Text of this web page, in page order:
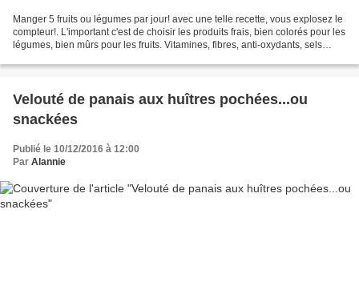
Manger 5 fruits ou légumes par jour! avec une telle recette, vous explosez le
compteur!. L'important c'est de choisir les produits frais, bien colorés pour les
légumes, bien mûrs pour les fruits. Vitamines, fibres, anti-oxydants, sels
Velouté de panais aux huîtres pochées...ou
snackées
Publié le 10/12/2016 à 12:00
Par Alannie